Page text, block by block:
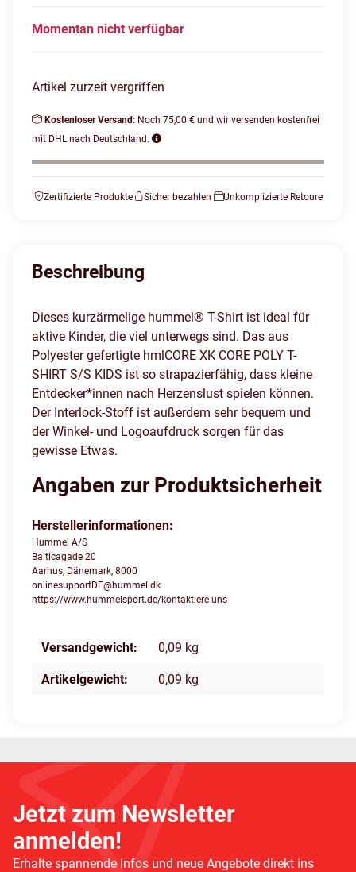
Momentan nicht verfügbar
Artikel zurzeit vergriffen
Kostenloser Versand: Noch 75,00 € und wir versenden kostenfrei
mit DHL nach Deutschland.
Zertifizierte Produkte Sicher bezahlen Unkomplizierte Retoure
Beschreibung
Dieses kurzärmelige hummel® T-Shirt ist ideal für
aktive Kinder, die viel unterwegs sind. Das aus
Polyester gefertigte hmlCORE XK CORE POLY T-
SHIRT S/S KIDS ist so strapazierfähig, dass kleine
Entdecker*innen nach Herzenslust spielen können.
Der Interlock-Stoff ist außerdem sehr bequem und
der Winkel- und Logoaufdruck sorgen für das
gewisse Etwas.
Angaben zur Produktsicherheit
Herstellerinformationen:
Hummel A/S
Balticagade 20
Aarhus, Dänemark, 8000
onlinesupportDE@hummel.dk
https://www.hummelsport.de/kontaktiere-uns
Produkteigenschaft
Wert
Versandgewicht: 0,09 kg
Artikelgewicht: 0,09 kg
Jetzt zum Newsletter
anmelden!
Erhalte spannende Infos und neue Angebote direkt ins